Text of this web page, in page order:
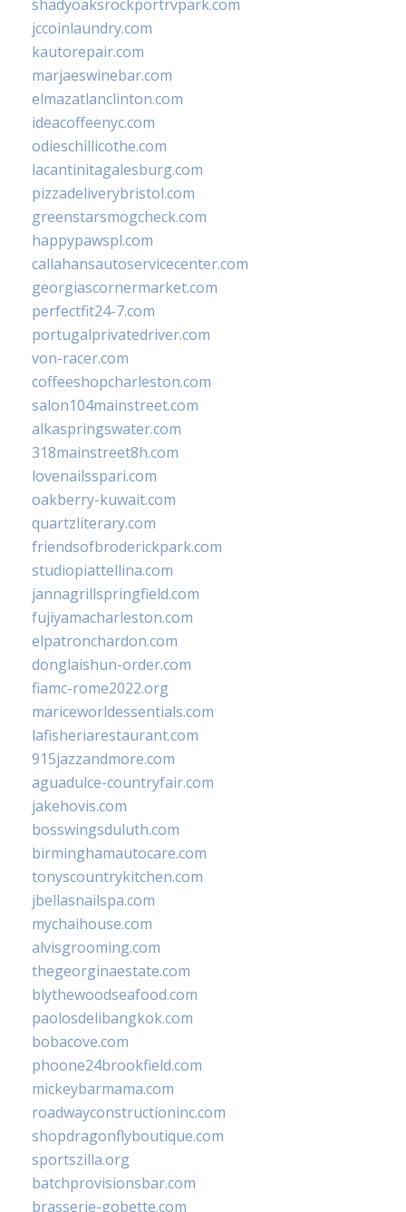
shadyoaksrockportrvpark.com
jccoinlaundry.com
kautorepair.com
marjaeswinebar.com
elmazatlanclinton.com
ideacoffeenyc.com
odieschillicothe.com
lacantinitagalesburg.com
pizzadeliverybristol.com
greenstarsmogcheck.com
happypawspl.com
callahansautoservicecenter.com
georgiascornermarket.com
perfectfit24-7.com
portugalprivatedriver.com
von-racer.com
coffeeshopcharleston.com
salon104mainstreet.com
alkaspringswater.com
318mainstreet8h.com
lovenailsspari.com
oakberry-kuwait.com
quartzliterary.com
friendsofbroderickpark.com
studiopiattellina.com
jannagrillspringfield.com
fujiyamacharleston.com
elpatronchardon.com
donglaishun-order.com
fiamc-rome2022.org
mariceworldessentials.com
lafisheriarestaurant.com
915jazzandmore.com
aguadulce-countryfair.com
jakehovis.com
bosswingsduluth.com
birminghamautocare.com
tonyscountrykitchen.com
jbellasnailspa.com
mychaihouse.com
alvisgrooming.com
thegeorginaestate.com
blythewoodseafood.com
paolosdelibangkok.com
bobacove.com
phoone24brookfield.com
mickeybarmama.com
roadwayconstructioninc.com
shopdragonflyboutique.com
sportszilla.org
batchprovisionsbar.com
brasserie-gobette.com